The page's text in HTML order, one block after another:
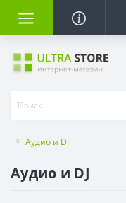
Аудио и DJ
Аудио и DJ